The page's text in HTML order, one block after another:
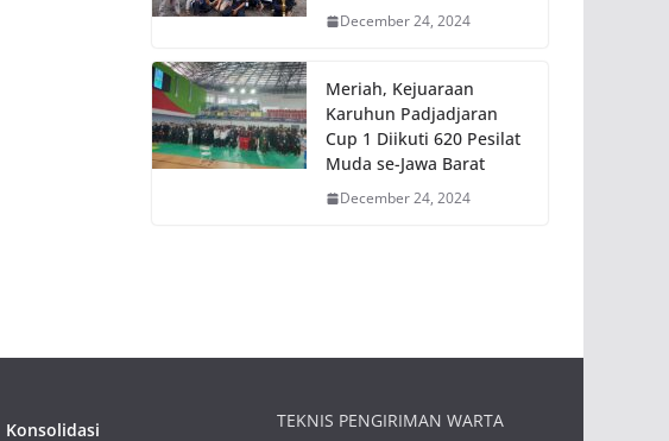
December 24, 2024
Meriah, Kejuaraan
Karuhun Padjadjaran
Cup 1 Diikuti 620 Pesilat
Muda se-Jawa Barat
December 24, 2024
Konsolidasi TEKNIS PENGIRIMAN WARTA